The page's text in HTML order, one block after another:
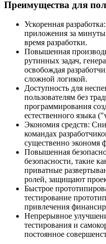
Преимущества для
Ускоренная
приложения за
время разработки.
Повышенная
рутинных задач,
освобождая
сложной логикой.
Доступность для
пользователям без
программирования
естественного языка
Экономия средств:
командах
существенно экономя
Повышенная
безопасности, такие
приватные
ролей, защищают
Быстрое
тестирование
привлечения
Непрерывное
тестирования и
постоянное